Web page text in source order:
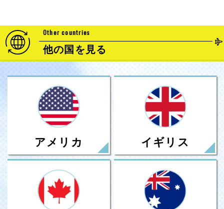
Other countries
他の国を見る
アメリカ イギリス